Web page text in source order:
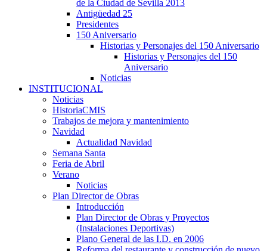
de la Ciudad de Sevilla 2013
Antigüedad 25
Presidentes
150 Aniversario
Historias y Personajes del 150 Aniversario
Historias y Personajes del 150
Aniversario
Noticias
INSTITUCIONAL
Noticias
HistoriaCMIS
Trabajos de mejora y mantenimiento
Navidad
Actualidad Navidad
Semana Santa
Feria de Abril
Verano
Noticias
Plan Director de Obras
Introducción
Plan Director de Obras y Proyectos
(Instalaciones Deportivas)
Plano General de las I.D. en 2006